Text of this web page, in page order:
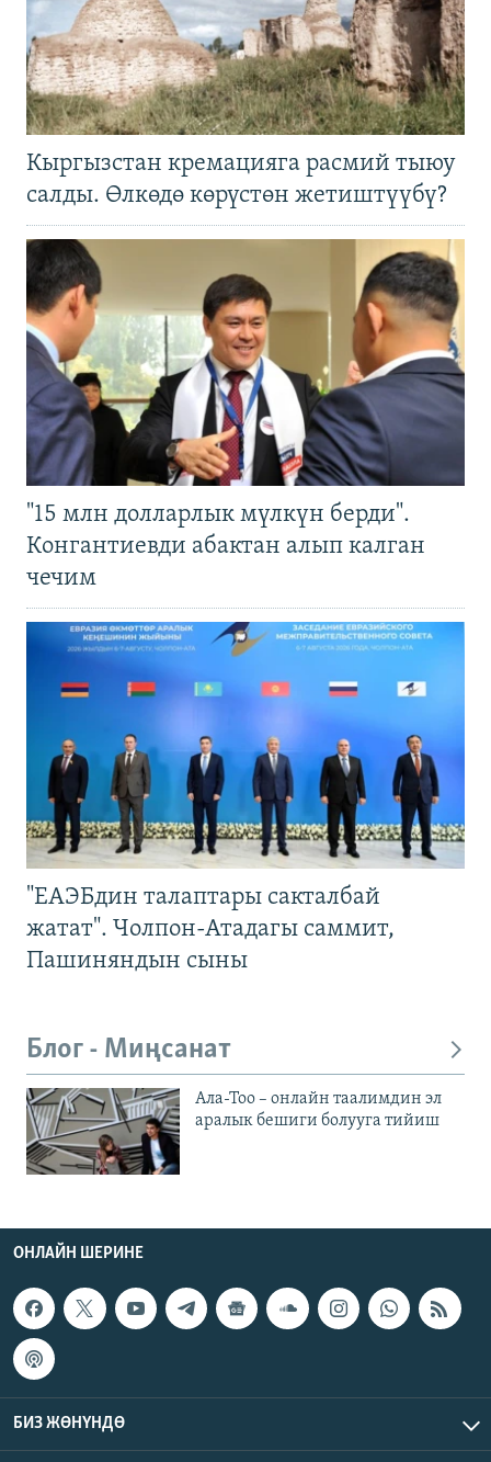
Кыргызстан кремацияга расмий тыюу
салды. Өлкөдө көрүстөн жетиштүүбү?
"15 млн долларлык мүлкүн берди".
Конгантиевди абактан алып калган
чечим
"ЕАЭБдин талаптары сакталбай
жатат". Чолпон-Атадагы саммит,
Пашиняндын сыны
Блог - Миңсанат
Ала-Тоо – онлайн таалимдин эл
аралык бешиги болууга тийиш
ОНЛАЙН ШЕРИНЕ
БИЗ ЖӨНҮНДӨ